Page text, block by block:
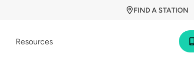
FIND A STATION
Resources